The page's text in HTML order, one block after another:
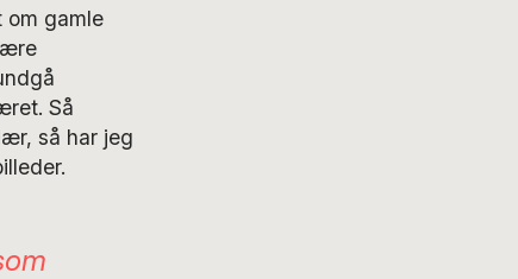
gamle
Så
så har jeg